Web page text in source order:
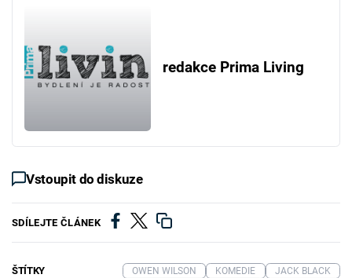
redakce Prima Living
Vstoupit do diskuze
SDÍLEJTE ČLÁNEK
ŠTÍTKY OWEN WILSON KOMEDIE
JACK BLACK